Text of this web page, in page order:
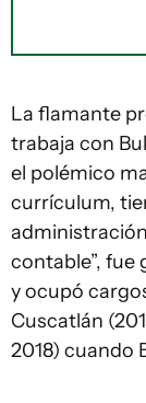
La flamante
trabaja con
el polémico
currículum,
contable”, fue
y ocupó
Cuscatlán
2018) cuando